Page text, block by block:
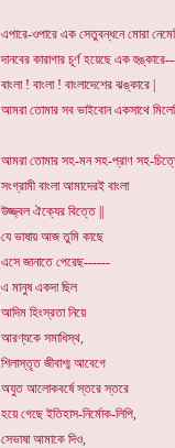
এপারে-ওপারে এক সেতুবন্ধনে মোরা
দানবের কারাগার চূর্ণ হয়েছে এক
বাংলা ! বাংলা ! বাংলাদেশের ঝঙ্কারে |
আমরা তোমার সব ভাইবোন একসাথে
আমরা তোমার সহ-মন সহ-প্রাণ সহ-
সংগ্রামী বাংলা আমাদেরই বাংলা
উজ্জ্বল ঐক্যের বিত্তে ||
যে ভাষায় আজ তুমি কাছে
এসে জানাতে পেরেছ------
এ মানুষ একদা ছিল
আদিম হিংস্রতা নিয়ে
আরণ্যকে সমাধিস্থ,
শিলাস্তৃত জীবাশ্ম আবেগে
অযুত আলোকবর্ষে স্তরে স্তরে
হয়ে গেছে ইতিহাস-নির্মোক-লিপি,
সেভাষা আমাকে দিও,